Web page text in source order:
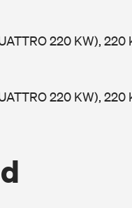
220 KW),
220 KW),